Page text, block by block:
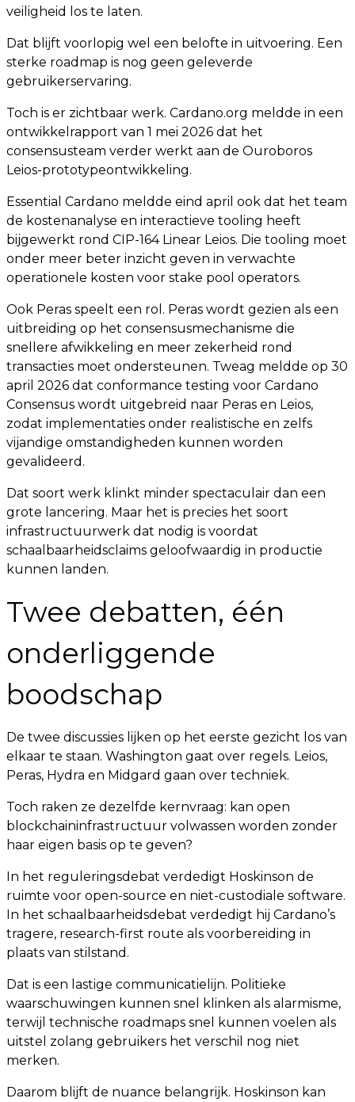
veiligheid los te laten.
Dat blijft voorlopig wel een belofte in uitvoering. Een
sterke roadmap is nog geen geleverde
gebruikerservaring.
Toch is er zichtbaar werk. Cardano.org meldde in een
ontwikkelrapport van 1 mei 2026 dat het
consensusteam verder werkt aan de Ouroboros
Leios-prototypeontwikkeling.
Essential Cardano meldde eind april ook dat het team
de kostenanalyse en interactieve tooling heeft
bijgewerkt rond CIP-164 Linear Leios. Die tooling moet
onder meer beter inzicht geven in verwachte
operationele kosten voor stake pool operators.
Ook Peras speelt een rol. Peras wordt gezien als een
uitbreiding op het consensusmechanisme die
snellere afwikkeling en meer zekerheid rond
transacties moet ondersteunen. Tweag meldde op 30
april 2026 dat conformance testing voor Cardano
Consensus wordt uitgebreid naar Peras en Leios,
zodat implementaties onder realistische en zelfs
vijandige omstandigheden kunnen worden
gevalideerd.
Dat soort werk klinkt minder spectaculair dan een
grote lancering. Maar het is precies het soort
infrastructuurwerk dat nodig is voordat
schaalbaarheidsclaims geloofwaardig in productie
kunnen landen.
Twee debatten, één
onderliggende
boodschap
De twee discussies lijken op het eerste gezicht los van
elkaar te staan. Washington gaat over regels. Leios,
Peras, Hydra en Midgard gaan over techniek.
Toch raken ze dezelfde kernvraag: kan open
blockchaininfrastructuur volwassen worden zonder
haar eigen basis op te geven?
In het reguleringsdebat verdedigt Hoskinson de
ruimte voor open-source en niet-custodiale software.
In het schaalbaarheidsdebat verdedigt hij Cardano’s
tragere, research-first route als voorbereiding in
plaats van stilstand.
Dat is een lastige communicatielijn. Politieke
waarschuwingen kunnen snel klinken als alarmisme,
terwijl technische roadmaps snel kunnen voelen als
uitstel zolang gebruikers het verschil nog niet
merken.
Daarom blijft de nuance belangrijk. Hoskinson kan